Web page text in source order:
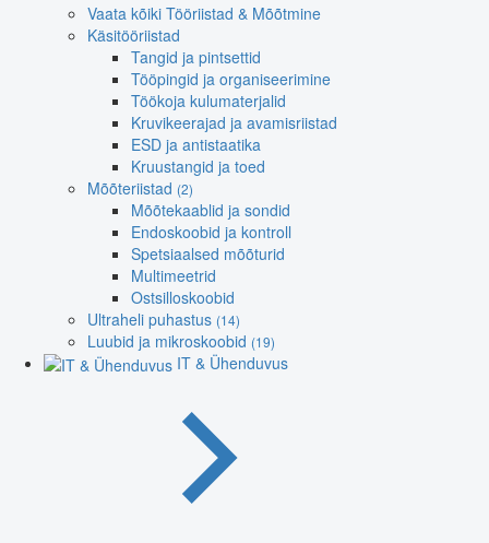
Vaata kõiki Tööriistad & Mõõtmine
Käsitööriistad
Tangid ja pintsettid
Tööpingid ja organiseerimine
Töökoja kulumaterjalid
Kruvikeerajad ja avamisriistad
ESD ja antistaatika
Kruustangid ja toed
Mõõteriistad (2)
Mõõtekaablid ja sondid
Endoskoobid ja kontroll
Spetsiaalsed mõõturid
Multimeetrid
Ostsilloskoobid
Ultraheli puhastus (14)
Luubid ja mikroskoobid (19)
IT & Ühenduvus